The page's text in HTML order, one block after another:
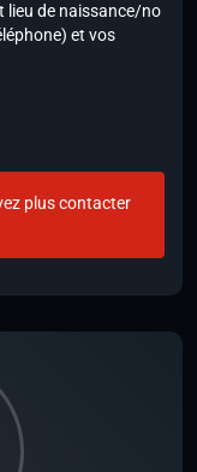
lieu de naissance/no
et vos
plus contacter